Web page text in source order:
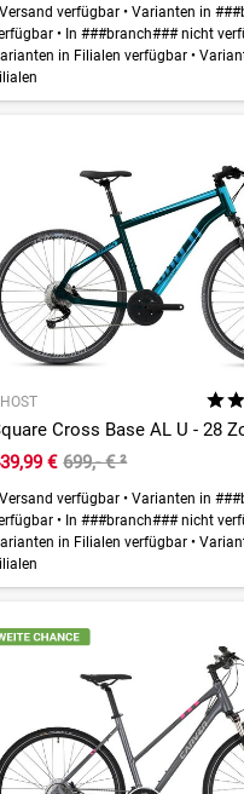
Versand verfügbar• Varianten in
• In ###branch### nicht
in Filialen verfügbar•
€ 699,- €²
Versand verfügbar• Varianten in
• In ###branch### nicht
in Filialen verfügbar•